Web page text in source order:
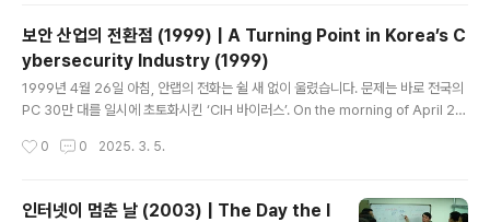
ormation Technology Company)," a joint ventur
e between AhnLab and the Saudi Arabian cyber
security company SITE. 그 시작은 2023년 봄, 해외
컨설팅사로부터 받은 소셜미디..
보안 산업의 전환점 (1999) | A Turning Point in Korea’s C
ybersecurity Industry (1999)
1999년 4월 26일 아침, 안랩의 전화는 쉴 새 없이 울렸습니다. 문제는 바로 전국의
PC 30만 대를 일시에 초토화시킨 ‘CIH 바이러스’. On the morning of April 26,
us", which instantly crippled over 300,000 PCs across Korea. 안랩은
컴퓨터 보안에 대한 인식이 낮았던 탓에 크게 주목받지 못했습니다. Even before t
0 0 2025. 3. 5.
인터넷이 멈춘 날 (2003) | The Day the I